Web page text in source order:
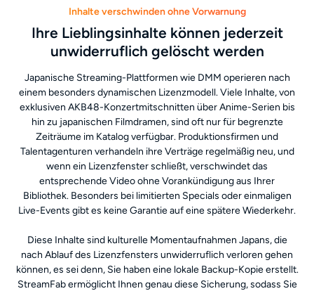
Inhalte verschwinden ohne Vorwarnung
Ihre Lieblingsinhalte können jederzeit
unwiderruflich gelöscht werden
Japanische Streaming-Plattformen wie DMM operieren nach
einem besonders dynamischen Lizenzmodell. Viele Inhalte, von
exklusiven AKB48-Konzertmitschnitten über Anime-Serien bis
hin zu japanischen Filmdramen, sind oft nur für begrenzte
Zeiträume im Katalog verfügbar. Produktionsfirmen und
Talentagenturen verhandeln ihre Verträge regelmäßig neu, und
wenn ein Lizenzfenster schließt, verschwindet das
entsprechende Video ohne Vorankündigung aus Ihrer
Bibliothek. Besonders bei limitierten Specials oder einmaligen
Live-Events gibt es keine Garantie auf eine spätere Wiederkehr.
Diese Inhalte sind kulturelle Momentaufnahmen Japans, die
nach Ablauf des Lizenzfensters unwiderruflich verloren gehen
können, es sei denn, Sie haben eine lokale Backup-Kopie erstellt.
StreamFab ermöglicht Ihnen genau diese Sicherung, sodass Sie